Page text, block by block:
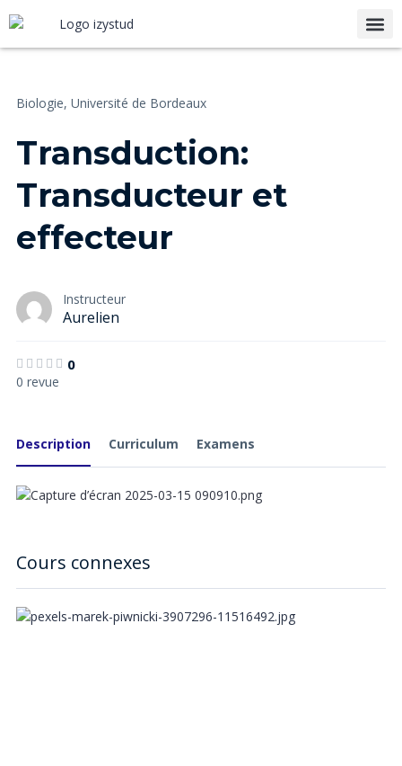
Biologie, Université de Bordeaux
Transduction:
Transducteur et
effecteur
Instructeur
Aurelien
0
0 revue
Description Curriculum Examens
Cours connexes